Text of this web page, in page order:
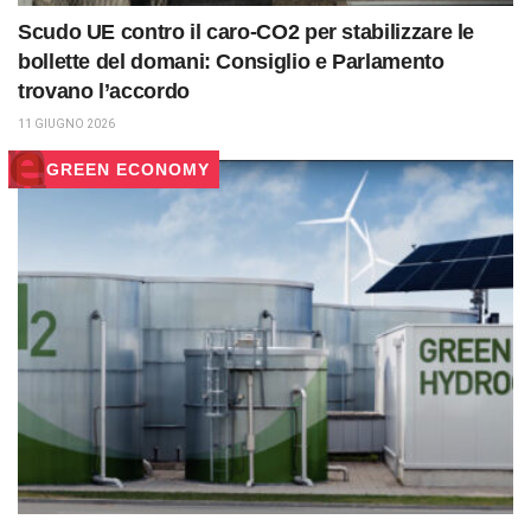
Scudo UE contro il caro-CO2 per stabilizzare le
bollette del domani: Consiglio e Parlamento
trovano l’accordo
11 GIUGNO 2026
GREEN ECONOMY